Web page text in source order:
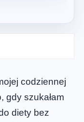
codziennej
gdy szukałam
diety bez